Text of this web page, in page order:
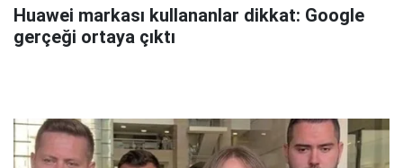
Huawei markası kullananlar dikkat: Google
gerçeği ortaya çıktı